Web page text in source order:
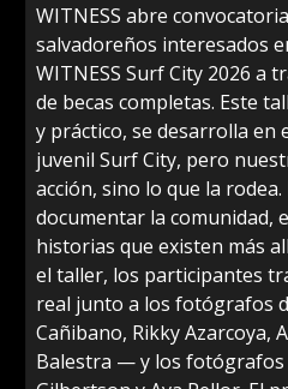
WITNESS abre
salvadoreños interesados
WITNESS Surf City 2026 a
de becas completas. Este
y práctico, se desarrolla en
juvenil Surf City, pero
acción, sino lo que la
documentar la comunidad,
historias que existen más
el taller, los participantes
real junto a los fotógrafos
Cañibano, Rikky Azarcoya,
Balestra — y los fotógrafos